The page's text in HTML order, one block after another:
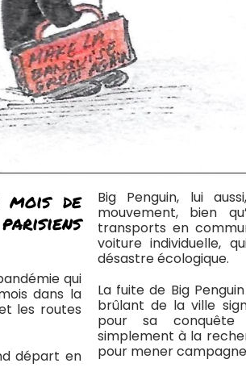
de
qui
dans la
les routes
départ en
Big Penguin, lui
mouvement, bien
transports en
voiture individuelle,
désastre écologique.
La fuite de Big
brûlant de la ville
pour sa
simplement à la
pour mener